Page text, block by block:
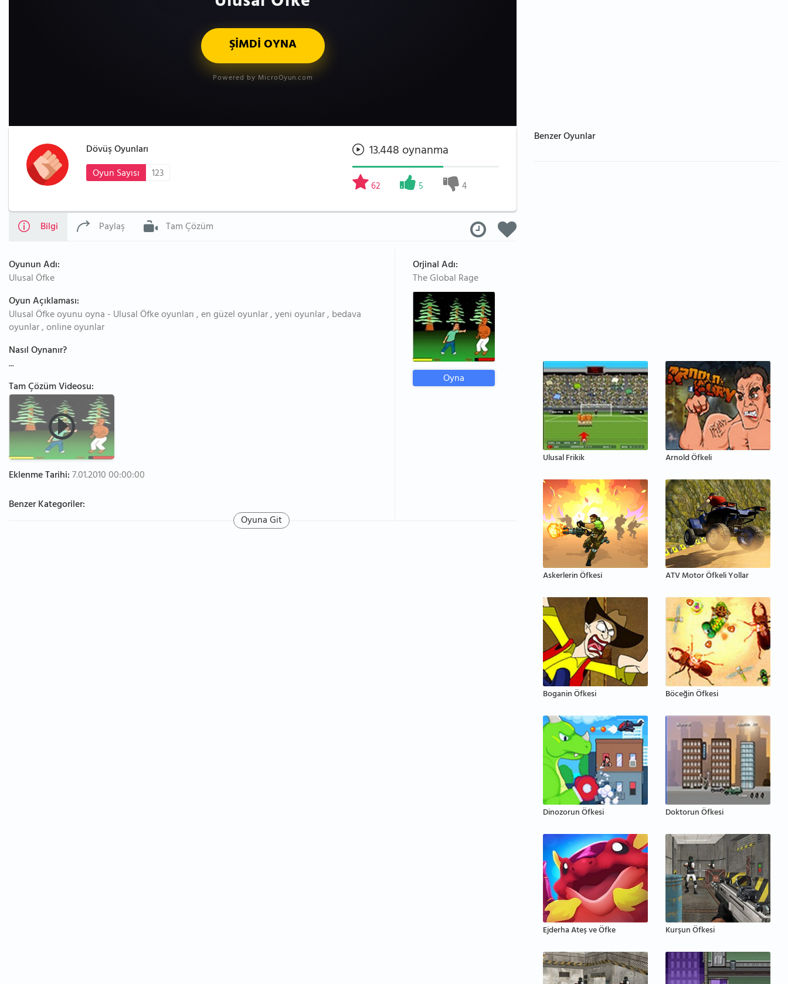
ŞİMDİ OYNA
Powered by MicroOyun.com
Dövüş Oyunları
Oyun Sayısı
123
13.448 oynanma
62 5 4
Bilgi Paylaş Tam Çözüm
Oyunun Adı:
Ulusal Öfke
Oyun Açıklaması:
Ulusal Öfke oyunu oyna - Ulusal Öfke oyunları , en güzel oyunlar , yeni oyunlar , bedava
oyunlar , online oyunlar
Nasıl Oynanır?
...
Tam Çözüm Videosu:
Eklenme Tarihi:7.01.2010 00:00:00
Benzer Kategoriler:
Orjinal Adı:
The Global Rage
Oyna
Oyuna Git
Benzer Oyunlar
Ulusal Frikik Arnold Öfkeli
Askerlerin Öfkesi ATV Motor Öfkeli Yollar
Boganin Öfkesi Böceğin Öfkesi
Dinozorun Öfkesi Doktorun Öfkesi
Ejderha Ateş ve Öfke Kurşun Öfkesi